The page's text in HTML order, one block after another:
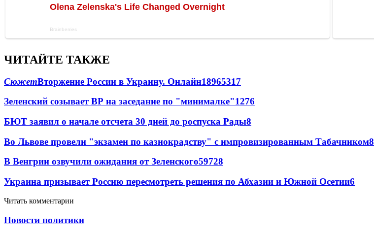
ЧИТАЙТЕ ТАКЖЕ
СюжетВторжение России в Украину. Онлайн18965317
Зеленский созывает ВР на заседание по "минималке"1276
БЮТ заявил о начале отсчета 30 дней до роспуска Рады8
Во Львове провели "экзамен по казнокрадству" с импровизированным Табачником8
В Венгрии озвучили ожидания от Зеленского59728
Украина призывает Россию пересмотреть решения по Абхазии и Южной Осетии6
Читать комментарии
Новости политики